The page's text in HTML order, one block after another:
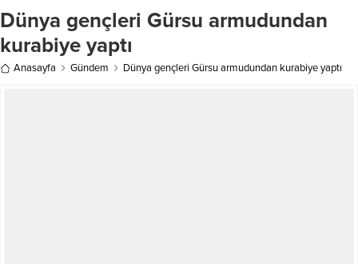
Dünya gençleri Gürsu armudundan
kurabiye yaptı
Anasayfa Gündem Dünya gençleri Gürsu armudundan kurabiye yaptı